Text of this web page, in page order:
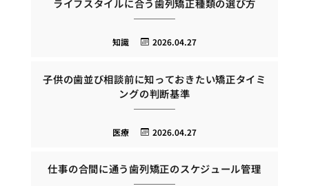
ライフスタイルに合う歯列矯正種類の選び方
2026.04.27
知識
子供の歯並び相談前に知っておきたい矯正タイミ
ングの判断基準
2026.04.27
医療
仕事の合間に通う歯列矯正のスケジュール管理